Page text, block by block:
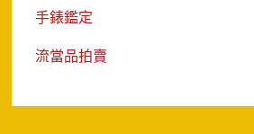
手錶鑑定
流當品拍賣